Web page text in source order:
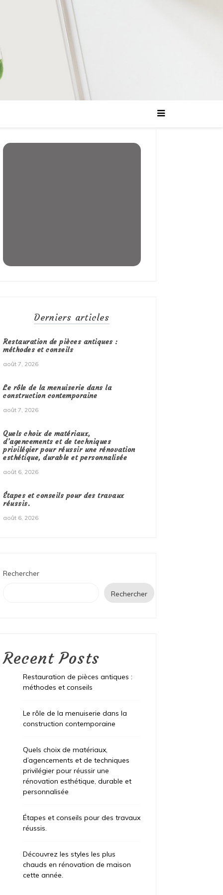
Derniers articles
Restauration de pièces antiques :
méthodes et conseils
août 7, 2026
Le rôle de la menuiserie dans la
construction contemporaine
août 7, 2026
Quels choix de matériaux,
d’agencements et de techniques
privilégier pour réussir une rénovation
esthétique, durable et personnalisée
août 6, 2026
Étapes et conseils pour des travaux
réussis.
août 6, 2026
Rechercher
Rechercher
Recent Posts
Restauration de pièces antiques :
méthodes et conseils
Le rôle de la menuiserie dans la
construction contemporaine
Quels choix de matériaux,
d’agencements et de techniques
privilégier pour réussir une
rénovation esthétique, durable et
personnalisée
Étapes et conseils pour des travaux
réussis.
Découvrez les styles les plus
chauds en rénovation de maison
cette année.